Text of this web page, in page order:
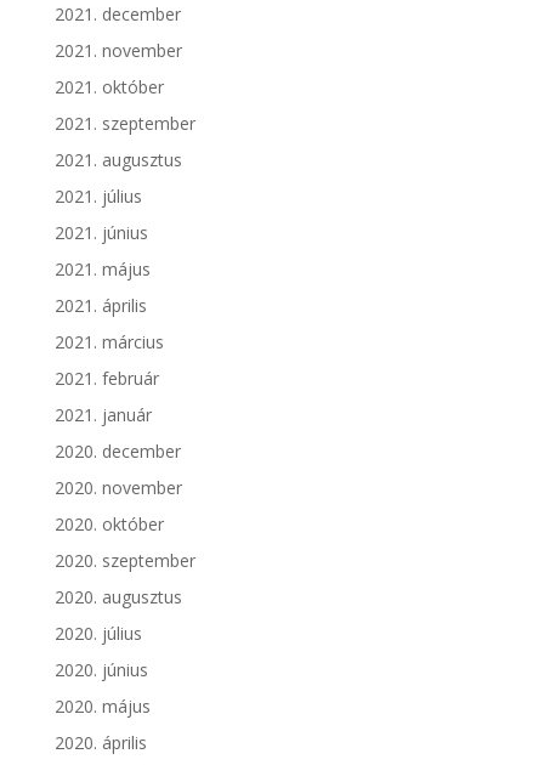
2021. december
2021. november
2021. október
2021. szeptember
2021. augusztus
2021. július
2021. június
2021. május
2021. április
2021. március
2021. február
2021. január
2020. december
2020. november
2020. október
2020. szeptember
2020. augusztus
2020. július
2020. június
2020. május
2020. április